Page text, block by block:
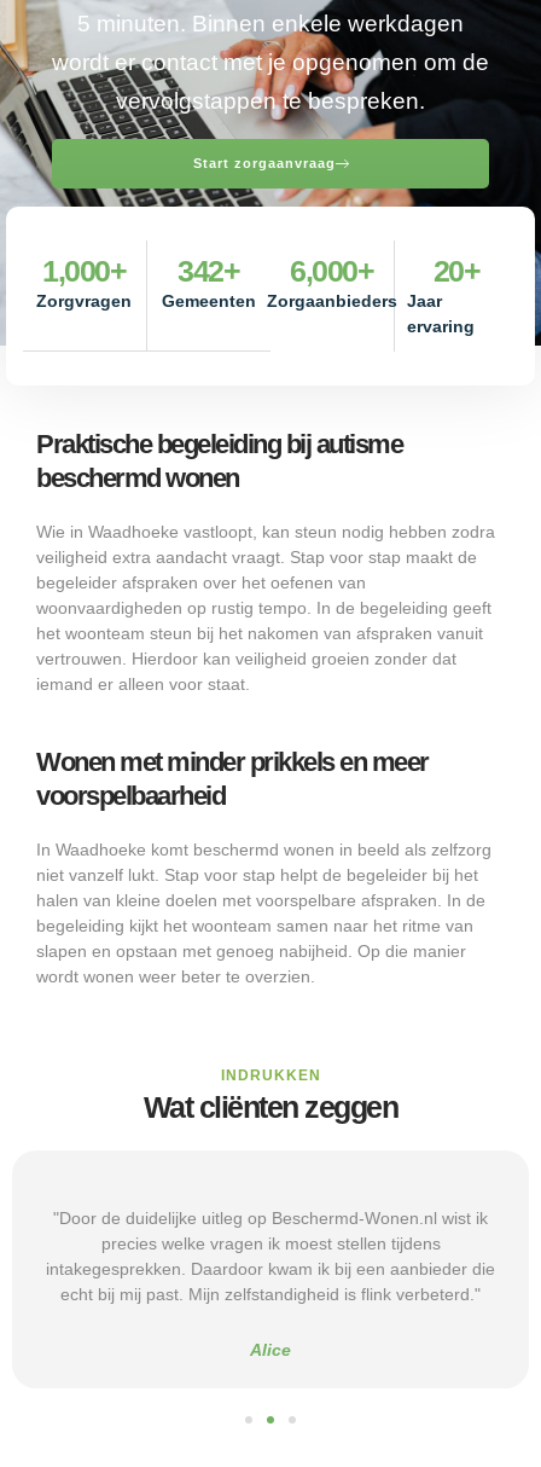
5 minuten. Binnen enkele werkdagen
wordt er contact met je opgenomen om de
vervolgstappen te bespreken.
Start zorgaanvraag
Zorgvragen
1,000+
Gemeenten
342+
Zorgaanbieders
6,000+
Jaar
ervaring
20+
Praktische begeleiding bij autisme
beschermd wonen
Wie in Waadhoeke vastloopt, kan steun nodig hebben zodra
veiligheid extra aandacht vraagt. Stap voor stap maakt de
begeleider afspraken over het oefenen van
woonvaardigheden op rustig tempo. In de begeleiding geeft
het woonteam steun bij het nakomen van afspraken vanuit
vertrouwen. Hierdoor kan veiligheid groeien zonder dat
iemand er alleen voor staat.
Wonen met minder prikkels en meer
voorspelbaarheid
In Waadhoeke komt beschermd wonen in beeld als zelfzorg
niet vanzelf lukt. Stap voor stap helpt de begeleider bij het
halen van kleine doelen met voorspelbare afspraken. In de
begeleiding kijkt het woonteam samen naar het ritme van
slapen en opstaan met genoeg nabijheid. Op die manier
wordt wonen weer beter te overzien.
INDRUKKEN
Wat cliënten zeggen
"Door de duidelijke uitleg op Beschermd-Wonen.nl wist ik
precies welke vragen ik moest stellen tijdens
intakegesprekken. Daardoor kwam ik bij een aanbieder die
echt bij mij past. Mijn zelfstandigheid is flink verbeterd."
Alice